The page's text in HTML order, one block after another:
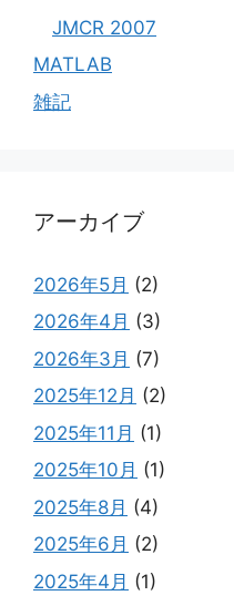
JMCR 2007
MATLAB
雑記
アーカイブ
2026年5月 (2)
2026年4月 (3)
2026年3月 (7)
2025年12月 (2)
2025年11月 (1)
2025年10月 (1)
2025年8月 (4)
2025年6月 (2)
2025年4月 (1)